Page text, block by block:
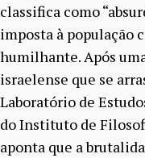
classifica como
imposta à população
humilhante. Após
israelense que se
Laboratório de
do Instituto de
aponta que a